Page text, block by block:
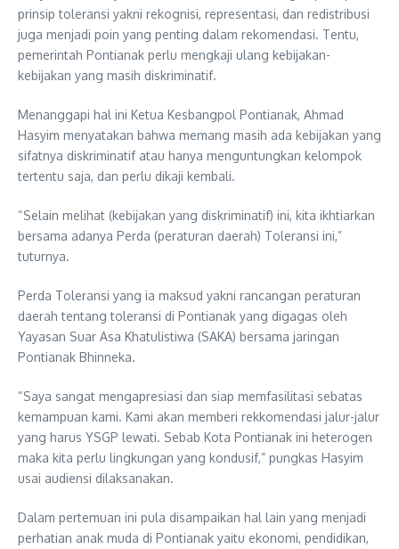
prinsip toleransi yakni rekognisi, representasi, dan redistribusi
juga menjadi poin yang penting dalam rekomendasi. Tentu,
pemerintah Pontianak perlu mengkaji ulang kebijakan-
kebijakan yang masih diskriminatif.
Menanggapi hal ini Ketua Kesbangpol Pontianak, Ahmad
Hasyim menyatakan bahwa memang masih ada kebijakan yang
sifatnya diskriminatif atau hanya menguntungkan kelompok
tertentu saja, dan perlu dikaji kembali.
“Selain melihat (kebijakan yang diskriminatif) ini, kita ikhtiarkan
bersama adanya Perda (peraturan daerah) Toleransi ini,”
tuturnya.
Perda Toleransi yang ia maksud yakni rancangan peraturan
daerah tentang toleransi di Pontianak yang digagas oleh
Yayasan Suar Asa Khatulistiwa (SAKA) bersama jaringan
Pontianak Bhinneka.
“Saya sangat mengapresiasi dan siap memfasilitasi sebatas
kemampuan kami. Kami akan memberi rekkomendasi jalur-jalur
yang harus YSGP lewati. Sebab Kota Pontianak ini heterogen
maka kita perlu lingkungan yang kondusif,” pungkas Hasyim
usai audiensi dilaksanakan.
Dalam pertemuan ini pula disampaikan hal lain yang menjadi
perhatian anak muda di Pontianak yaitu ekonomi, pendidikan,